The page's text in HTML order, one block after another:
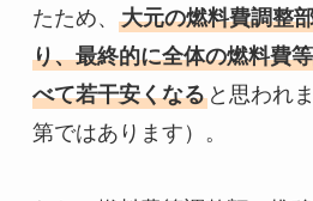
たため、 大元の燃料費調整
り、最終的に全体の燃料費
べて若干安くなると思われ
第ではあります）。